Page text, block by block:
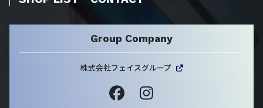
Group Company
株式会社フェイスグループ